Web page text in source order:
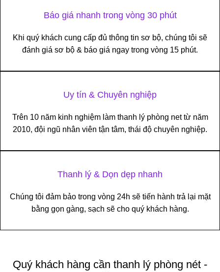
Báo giá nhanh trong vòng 30 phút
Khi quý khách cung cấp đủ thông tin sơ bộ, chúng tôi sẽ
đánh giá sơ bộ & báo giá ngay trong vòng 15 phút.
Uy tín & Chuyên nghiệp
Trên 10 năm kinh nghiệm làm thanh lý phòng net từ năm
2010​, đội ngũ nhân viên tận tâm, thái độ chuyên nghiệp.
Thanh lý & Dọn dẹp nhanh
Chúng tôi đảm bảo trong vòng 24h sẽ tiến hành trả lại mặt
bằng gọn gàng, sạch sẽ cho quý khách hàng.
Quý khách hàng cần thanh lý phòng nét -